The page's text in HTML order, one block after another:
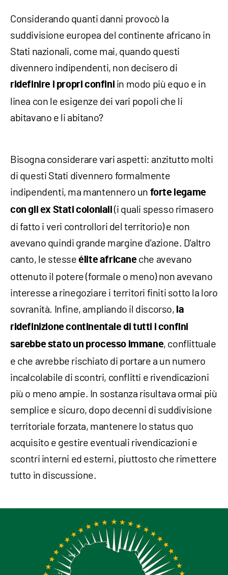
Considerando quanti danni provocò la
suddivisione europea del continente africano in
Stati nazionali, come mai, quando questi
divennero indipendenti, non decisero di
ridefinire i propri confini in modo più equo e in
linea con le esigenze dei vari popoli che li
abitavano e li abitano?
Bisogna considerare vari aspetti: anzitutto molti
di questi Stati divennero formalmente
indipendenti, ma mantennero un forte legame
con gli ex Stati coloniali (i quali spesso rimasero
di fatto i veri controllori del territorio) e non
avevano quindi grande margine d'azione. D'altro
canto, le stesseélite africaneche avevano
ottenuto il potere (formale o meno) non avevano
interesse a rinegoziare i territori finiti sotto la loro
sovranità. Infine, ampliando il discorso, la
ridefinizione continentale di tutti i confini
sarebbe stato un processo immane, conflittuale
e che avrebbe rischiato di portare a un numero
incalcolabile di scontri, conflitti e rivendicazioni
più o meno ampie. In sostanza risultava ormai più
semplice e sicuro, dopo decenni di suddivisione
territoriale forzata, mantenere lo status quo
acquisito e gestire eventuali rivendicazioni e
scontri interni ed esterni, piuttosto che rimettere
tutto in discussione.